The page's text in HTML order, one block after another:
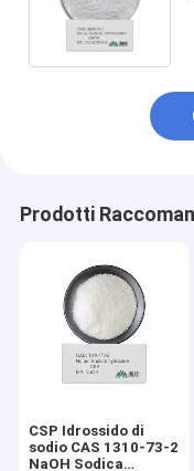
Prodotti
CSP Idrossido di
sodio CAS 1310-73-2
NaOH Sodica